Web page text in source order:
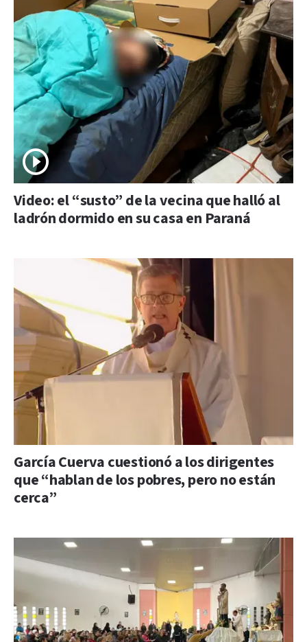
Video: el “susto” de la vecina que halló al
ladrón dormido en su casa en Paraná
García Cuerva cuestionó a los dirigentes
que “hablan de los pobres, pero no están
cerca”